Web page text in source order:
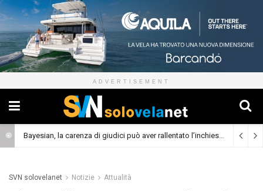
ADVERTISEMENT
Bayesian, la carenza di giudici può aver rallentato l’inchiesta (Cronaca)
SVN solovelanet Notizie Attualità